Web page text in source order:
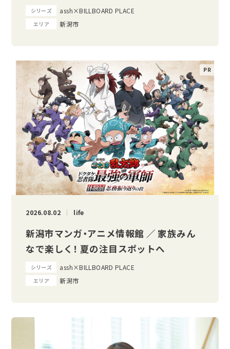
シリーズ assh×BILLBOARD PLACE
エリア 新潟市
2026.08.02 life
新潟市マンガ・アニメ情報館 ／ 家族みん
なで楽しく！ 夏の注目スポットへ
シリーズ assh×BILLBOARD PLACE
エリア 新潟市